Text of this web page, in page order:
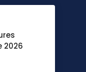
2026